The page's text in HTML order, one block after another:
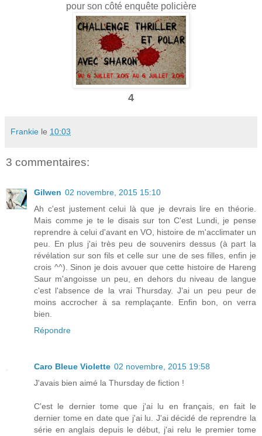
pour son côté enquête policière
4
Frankie le 10:03
3 commentaires:
Gilwen 02 novembre, 2015 15:10
Ah c'est justement celui là que je devrais lire en théorie.
Mais comme je te le disais sur ton C'est Lundi, je pense
reprendre à celui d'avant en VO, histoire de m'acclimater un
peu. En plus j'ai très peu de souvenirs dessus (à part la
révélation sur son fils et celle sur une de ses filles, enfin je
crois ^^). Sinon je dois avouer que cette histoire de Hareng
Saur m'angoisse un peu, en dehors du niveau de langue
c'est l'absence de la vrai Thursday. J'ai un peu peur de
moins accrocher à sa remplaçante. Enfin bon, on verra
bien.
Répondre
Caro Bleue Violette 02 novembre, 2015 19:58
J'avais bien aimé la Thursday de fiction !
C'est le dernier tome que j'ai lu en français, en fait le
dernier tome en date que j'ai lu. J'ai décidé de reprendre la
série en anglais depuis le début, j'ai relu le premier tome